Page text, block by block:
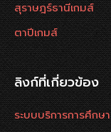
สุราษฎร์ธานีเกมส์
ตาปีเกมส์
ลิงก์ที่เกี่ยวข้อง
ระบบบริการการศึกษา